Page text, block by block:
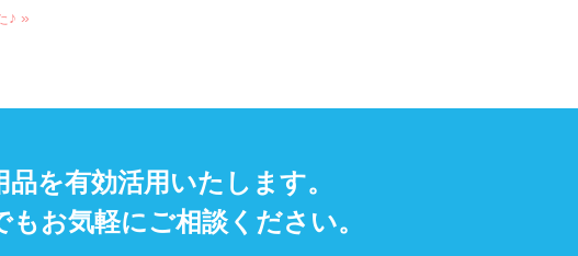
♪ »
を有効活用いたします。
もお気軽にご相談ください。